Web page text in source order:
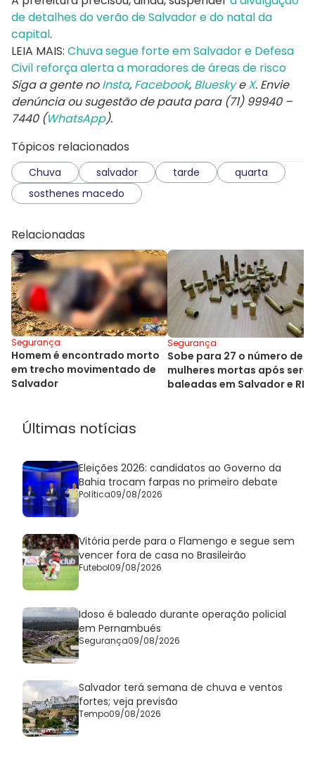
de detalhes do verão de Salvador e do natal da
capital.
LEIA MAIS: Chuva segue forte em Salvador e Defesa
Civil reforça alerta a moradores de áreas de risco
Siga a gente noInsta, Facebook, BlueskyeX. Envie
denúncia ou sugestão de pauta para (71) 99940 –
7440 (WhatsApp).
Tópicos relacionados
Chuva salvador tarde
quarta
sosthenes macedo
Relacionadas
Segurança
Homem é encontrado morto
em trecho movimentado de
Salvador
Segurança
Sobe para 27 o número de
mulheres mortas após
baleadas em Salvador e
Últimas notícias
Eleições 2026: candidatos ao Governo da
Bahia trocam farpas no primeiro debate
Política09/08/2026
Vitória perde para o Flamengo e segue sem
vencer fora de casa no Brasileirão
Futebol09/08/2026
Idoso é baleado durante operação policial
em Pernambués
Segurança09/08/2026
Salvador terá semana de chuva e ventos
fortes; veja previsão
Tempo09/08/2026